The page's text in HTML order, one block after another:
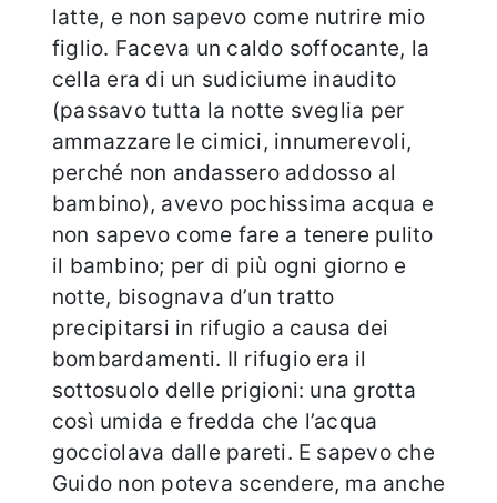
latte, e non sapevo come nutrire mio
figlio. Faceva un caldo soffocante, la
cella era di un sudiciume inaudito
(passavo tutta la notte sveglia per
ammazzare le cimici, innumerevoli,
perché non andassero addosso al
bambino), avevo pochissima acqua e
non sapevo come fare a tenere pulito
il bambino; per di più ogni giorno e
notte, bisognava d’un tratto
precipitarsi in rifugio a causa dei
bombardamenti. Il rifugio era il
sottosuolo delle prigioni: una grotta
così umida e fredda che l’acqua
gocciolava dalle pareti. E sapevo che
Guido non poteva scendere, ma anche